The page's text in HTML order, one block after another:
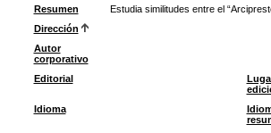
Resumen
Estudia similitudes entre el
Dirección
Autor
corporativo
Editorial
Idioma